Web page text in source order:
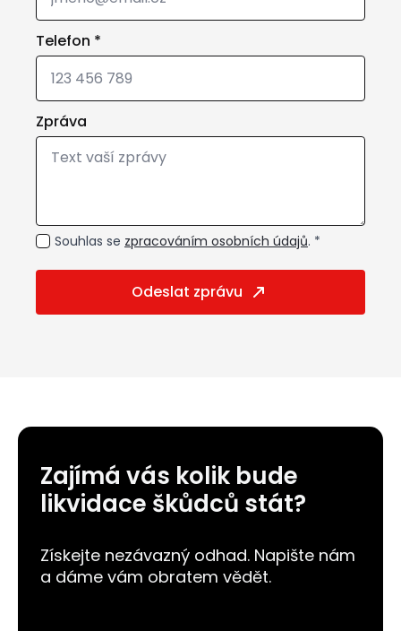
Telefon *
Zpráva
GDPRSouhlas se zpracováním osobních údajů. *
Odeslat zprávu
Zajímá vás kolik bude
likvidace škůdců stát?
Získejte nezávazný odhad. Napište nám
a dáme vám obratem vědět.